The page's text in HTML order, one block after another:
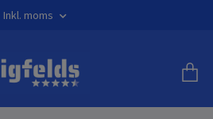
Inkl. moms